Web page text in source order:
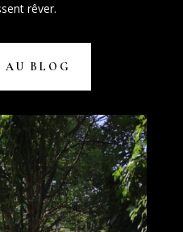
rêver.
AU BLOG